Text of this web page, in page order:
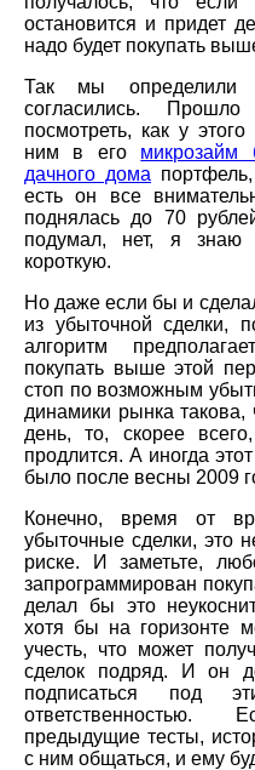
остановится и придет
надо будет покупать
Так мы определили
согласились.
посмотреть, как у
ним в его микрозайм
дачного дома
есть он все
поднялась до 70
подумал, нет, я знаю
короткую.
Но даже если бы и
из убыточной сделки,
алгоритм
покупать выше этой
стоп по возможным
динамики рынка
день, то, скорее
продлится. А иногда
было после весны 2009
Конечно, время от
убыточные сделки, это
риске. И заметьте,
запрограммирован
делал бы это
хотя бы на горизонте
учесть, что может
сделок подряд. И он
подписаться под
ответственностью.
предыдущие тесты,
с ним общаться, и ему